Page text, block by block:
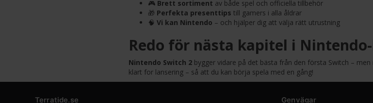
🎮 Brett sortiment av både spel och officiella tillbehör
🎁 Perfekta presenttips till gamers i alla åldrar
🧠 Vi kan Nintendo – och hjälper dig att välja rätt utrustning
Redo för nästa kapitel i
Nintendo Switch 2 bygger vidare på det bästa från den första Switch –
klart for lansering – så att du kan börja spela med en gång!
Terratide.se Genvägar